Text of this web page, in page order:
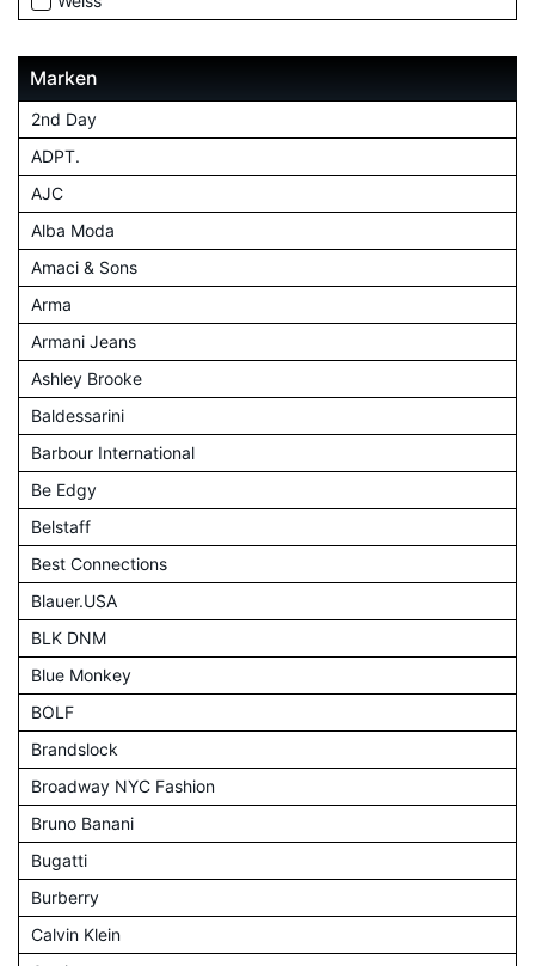
Marken
2nd Day
ADPT.
AJC
Alba Moda
Amaci & Sons
Arma
Armani Jeans
Ashley Brooke
Baldessarini
Barbour International
Be Edgy
Belstaff
Best Connections
Blauer.USA
BLK DNM
Blue Monkey
BOLF
Brandslock
Broadway NYC Fashion
Bruno Banani
Bugatti
Burberry
Calvin Klein